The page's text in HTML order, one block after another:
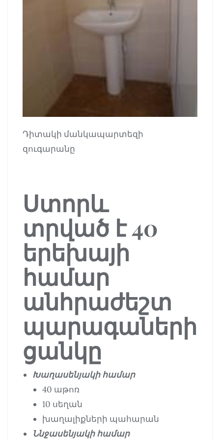
Դիտակի մանկապարտեզի
զուգարանը
Ստորև
տրված է 40
երեխայի
համար
անհրաժեշտ
պարագաների
ցանկը
Խաղասենյակի համար
40 աթոռ
10 սեղան
խաղալիքների պահարան
Ննջասենյակի համար